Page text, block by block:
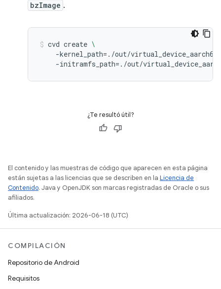
bzImage .
cvd create \
-kernel_path= ./out/
-initramfs_path= ./out/
¿Te resultó útil?
El contenido y las muestras de código que aparecen en esta página
están sujetas a las licencias que se describen en la Licencia de
Contenido. Java y OpenJDK son marcas registradas de Oracle o sus
afiliados.
Última actualización: 2026-06-18 (UTC)
COMPILACIÓN
Repositorio de Android
Requisitos